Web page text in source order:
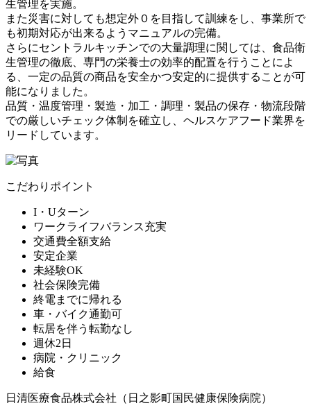
生管理を実施。
また災害に対しても想定外０を目指して訓練をし、事業所で
も初期対応が出来るようマニュアルの完備。
さらにセントラルキッチンでの大量調理に関しては、食品衛
生管理の徹底、専門の栄養士の効率的配置を行うことによ
る、一定の品質の商品を安全かつ安定的に提供することが可
能になりました。
品質・温度管理・製造・加工・調理・製品の保存・物流段階
での厳しいチェック体制を確立し、ヘルスケアフード業界を
リードしています。
こだわりポイント
I・Uターン
ワークライフバランス充実
交通費全額支給
安定企業
未経験OK
社会保険完備
終電までに帰れる
車・バイク通勤可
転居を伴う転勤なし
週休2日
病院・クリニック
給食
日清医療食品株式会社（日之影町国民健康保険病院）